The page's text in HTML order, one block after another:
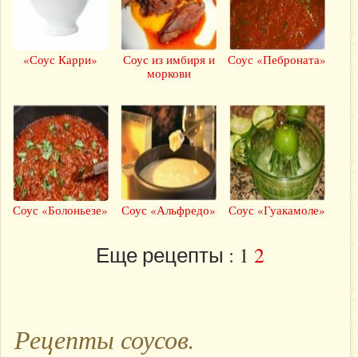
«Соус Карри»
Соус из имбиря и
моркови
Соус «Пеброната»
Соус «Болоньезе» Соус «Альфредо» Соус «Гуакамоле»
Еще рецепты : 1 2
Рецепты соусов.